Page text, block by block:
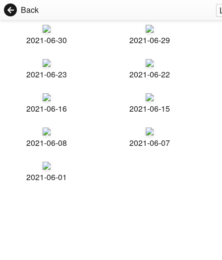
Back
2021-06-30 2021-06-29
2021-06-23 2021-06-22
2021-06-16 2021-06-15
2021-06-08 2021-06-07
2021-06-01